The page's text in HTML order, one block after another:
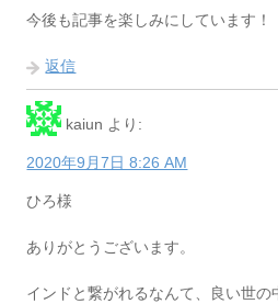
今後も記事を楽しみにしています！
返信
kaiun より:
2020年9月7日 8:26 AM
ひろ様
ありがとうございます。
インドと繋がれるなんて、良い世の